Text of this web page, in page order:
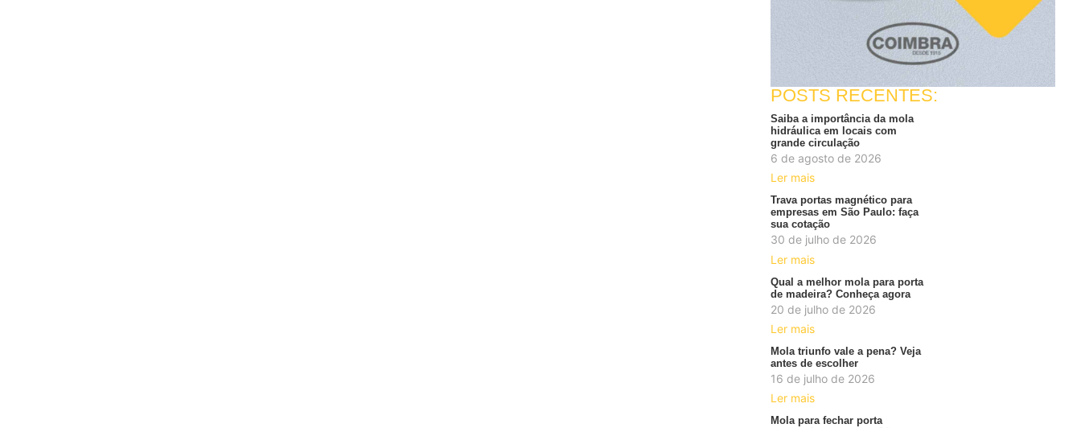
POSTS RECENTES:
Saiba a importância da mola
hidráulica em locais com
grande circulação
6 de agosto de 2026
Ler mais
Trava portas magnético para
empresas em São Paulo: faça
sua cotação
30 de julho de 2026
Ler mais
Qual a melhor mola para porta
de madeira? Conheça agora
20 de julho de 2026
Ler mais
Mola triunfo vale a pena? Veja
antes de escolher
16 de julho de 2026
Ler mais
Mola para fechar porta